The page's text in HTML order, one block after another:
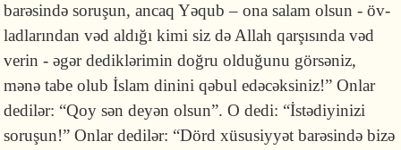
barəsində soruşun, ancaq Yə­qub – ona salam olsun - öv­
ladlarından vəd aldığı kimi siz də Allah qarşı­sında vəd
verin - əgər dediklərimin doğru olduğunu görsəniz,
mənə tabe olub İslam dinini qəbul edəcəksiniz!” Onlar
dedilər: “Qoy sən de­yən olsun”. O dedi: “İstədiyinizi
soruşun!” Onlar dedilər: “Dörd xüsusiyyət barəsin­də bizə